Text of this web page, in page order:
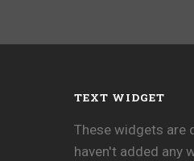
TEXT WIDGET
These widgets are
haven't added any